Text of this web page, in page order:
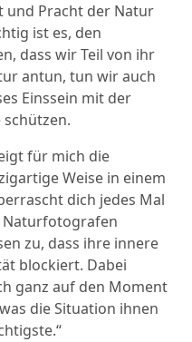
und Pracht der Natur
ist es, den
dass wir Teil von ihr
antun, tun wir auch
Einssein mit der
für mich die
Weise in einem
dich jedes Mal
Naturfotografen
zu, dass ihre innere
blockiert. Dabei
ganz auf den Moment
die Situation ihnen